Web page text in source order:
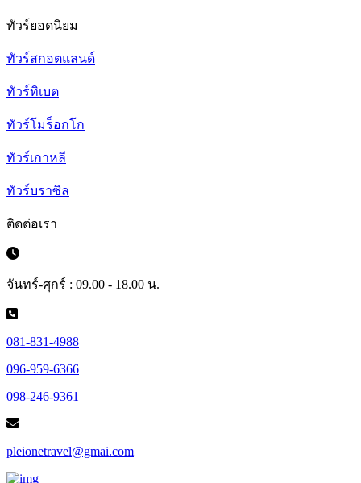
ทัวร์ยอดนิยม
ทัวร์สกอตแลนด์
ทัวร์ทิเบต
ทัวร์โมร็อกโก
ทัวร์เกาหลี
ทัวร์บราซิล
ติดต่อเรา
จันทร์-ศุกร์ : 09.00 - 18.00 น.
081-831-4988
096-959-6366
098-246-9361
pleionetravel@gmai.com